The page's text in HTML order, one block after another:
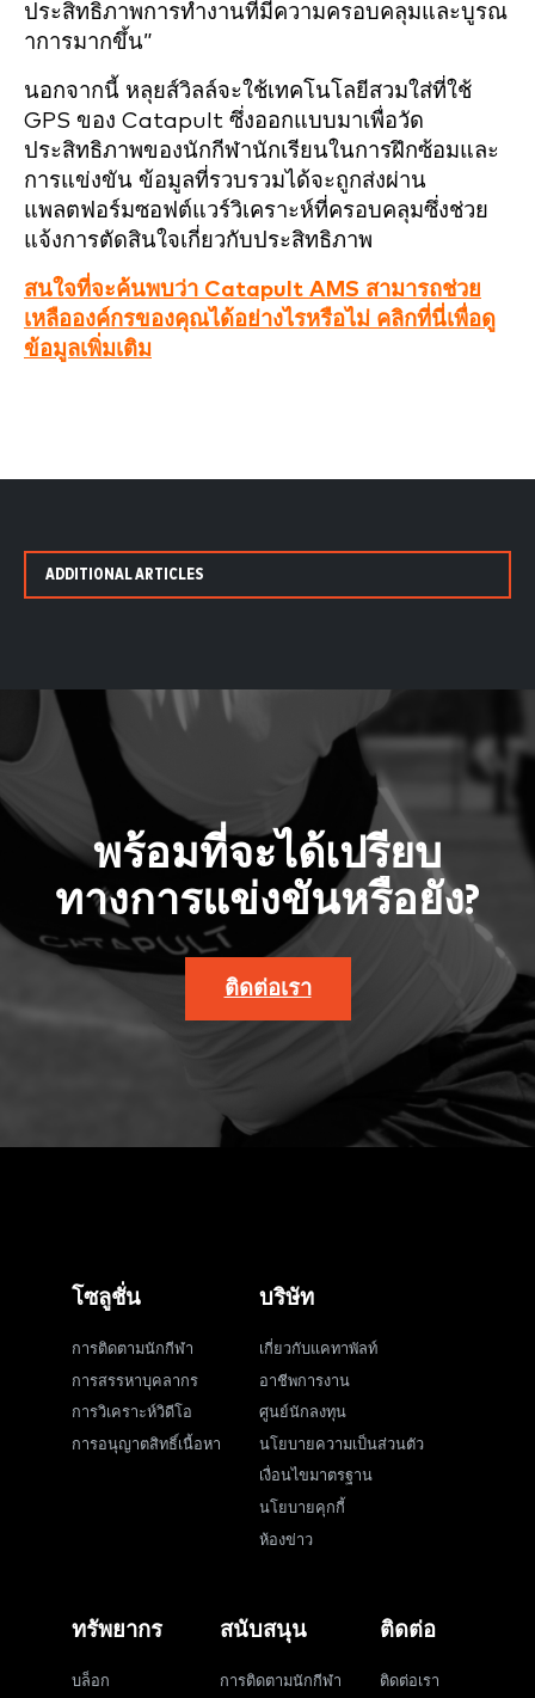
ประสิทธิภาพการทำงานที่มีความครอบคลุมและบูรณ
าการมากขึ้น”
นอกจากนี้ หลุยส์วิลล์จะใช้เทคโนโลยีสวมใส่ที่ใช้
GPS ของ Catapult ซึ่งออกแบบมาเพื่อวัด
ประสิทธิภาพของนักกีฬานักเรียนในการฝึกซ้อมและ
การแข่งขัน ข้อมูลที่รวบรวมได้จะถูกส่งผ่าน
แพลตฟอร์มซอฟต์แวร์วิเคราะห์ที่ครอบคลุมซึ่งช่วย
แจ้งการตัดสินใจเกี่ยวกับประสิทธิภาพ
สนใจที่จะค้นพบว่า Catapult AMS สามารถช่วย
เหลือองค์กรของคุณได้อย่างไรหรือไม่ คลิกที่นี่เพื่อดู
ข้อมูลเพิ่มเติม
ADDITIONAL ARTICLES
พร้อมที่จะได้เปรียบ
ทางการแข่งขันหรือยัง?
ติดต่อเรา
โซลูชั่น
การติดตามนักกีฬา
การสรรหาบุคลากร
การวิเคราะห์วิดีโอ
การอนุญาตสิทธิ์เนื้อหา
บริษัท
เกี่ยวกับแคทาพัลท์
อาชีพการงาน
ศูนย์นักลงทุน
นโยบายความเป็นส่วนตัว
เงื่อนไขมาตรฐาน
นโยบายคุกกี้
ห้องข่าว
ทรัพยากร
บล็อก
สนับสนุน
การติดตามนักกีฬา
ติดต่อ
ติดต่อเรา